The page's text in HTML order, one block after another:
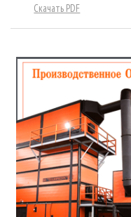
Скачать PDF